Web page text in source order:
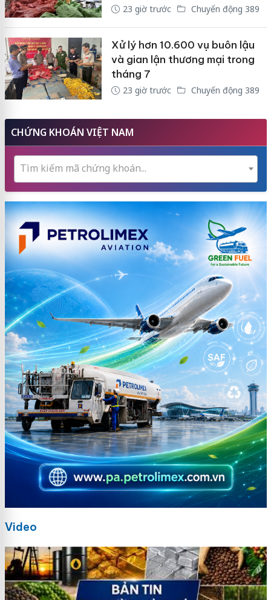
23 giờ trước Chuyển động 389
Xử lý hơn 10.600 vụ buôn lậu
và gian lận thương mại trong
tháng 7
23 giờ trước Chuyển động 389
CHỨNG KHOÁN VIỆT NAM
Tìm kiếm mã chứng khoán...
Video